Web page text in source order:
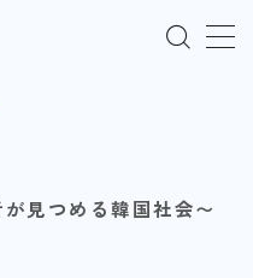
見つめる韓国社会〜